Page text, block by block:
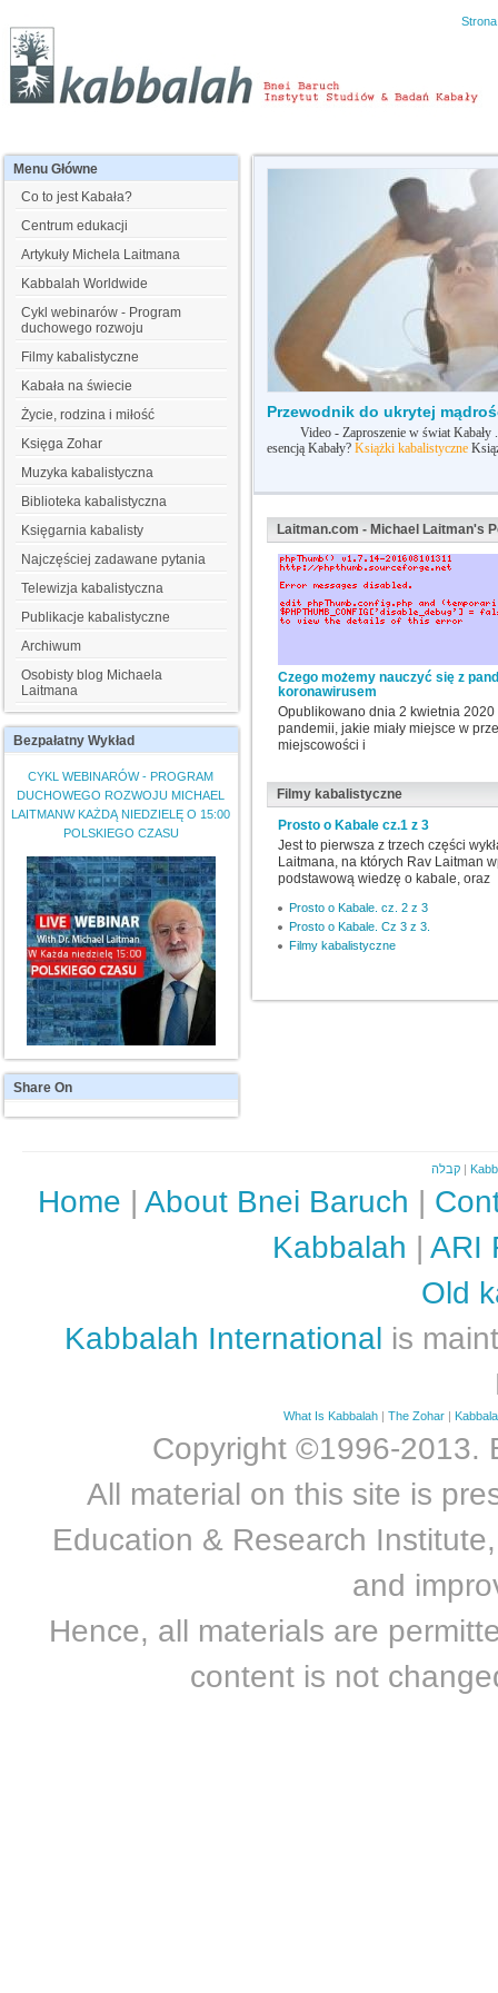
Strona
Przewodnik do ukrytej
Video - Zaproszenie w świat Kabały .
esencją Kabały? Książki kabalistyczne
Laitman.com - Michael Laitman's
Czego możemy nauczyć się z
koronawirusem
Opublikowano dnia 2 kwietnia
pandemii, jakie miały miejsce w
miejscowości i
Filmy kabalistyczne
Prosto o Kabale cz.1 z 3
Jest to pierwsza z trzech części
Laitmana, na których Rav Laitman
podstawową wiedzę o kabale, oraz
Prosto o Kabale. cz. 2 z 3
Prosto o Kabale. Cz 3 z 3.
Filmy kabalistyczne
Menu Główne
Co to jest Kabała?
Centrum edukacji
Artykuły Michela Laitmana
Kabbalah Worldwide
Cykl webinarów - Program
duchowego rozwoju
Filmy kabalistyczne
Kabała na świecie
Życie, rodzina i miłość
Księga Zohar
Muzyka kabalistyczna
Biblioteka kabalistyczna
Księgarnia kabalisty
Najczęściej zadawane pytania
Telewizja kabalistyczna
Publikacje kabalistyczne
Archiwum
Osobisty blog Michaela
Laitmana
Bezpałatny Wykład
CYKL WEBINARÓW - PROGRAM
DUCHOWEGO ROZWOJU MICHAEL
LAITMANW KAŻDĄ NIEDZIELĘ O 15:00
POLSKIEGO CZASU
Share On
קבלה |
Home | About Bnei Baruch |
Kabbalah |ARI
Old
Kabbalah International is
What Is Kabbalah |The Zohar |
Copyright ©1996-2013.
All material on this site is
Education & Research
and
Hence, all materials are
content is not